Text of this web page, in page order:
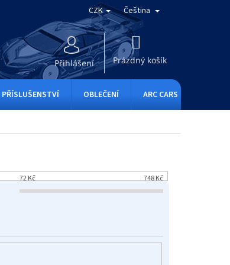
CZK Čeština
Přihlášení
KOŠÍK
Prázdný košík
PŘÍSLUŠENSTVÍ OBLEČENÍ ARC CARS
72Kč 748Kč